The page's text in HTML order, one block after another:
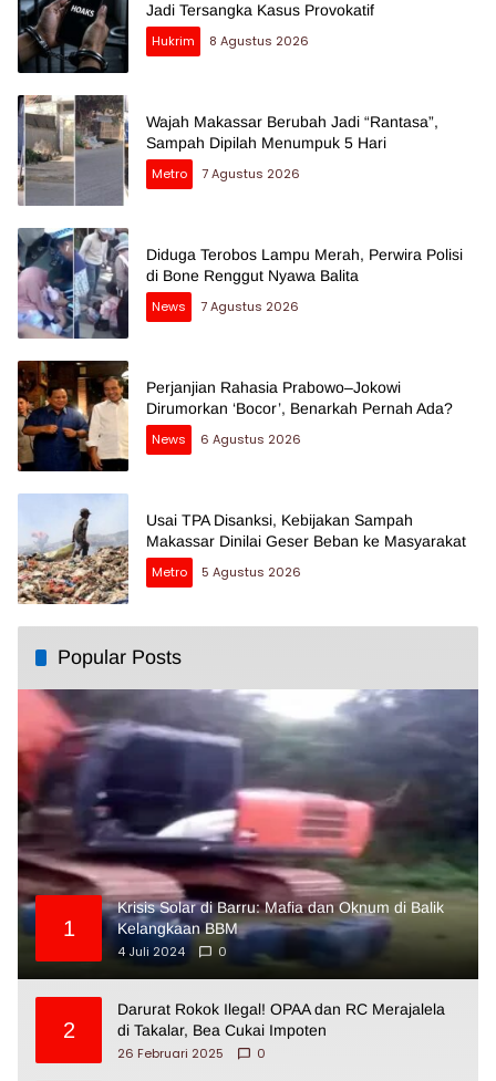
Jadi Tersangka Kasus Provokatif
Hukrim
8 Agustus 2026
Wajah Makassar Berubah Jadi “Rantasa”,
Sampah Dipilah Menumpuk 5 Hari
Metro
7 Agustus 2026
Diduga Terobos Lampu Merah, Perwira Polisi
di Bone Renggut Nyawa Balita
News
7 Agustus 2026
Perjanjian Rahasia Prabowo–Jokowi
Dirumorkan ‘Bocor’, Benarkah Pernah Ada?
News
6 Agustus 2026
Usai TPA Disanksi, Kebijakan Sampah
Makassar Dinilai Geser Beban ke Masyarakat
Metro
5 Agustus 2026
Popular Posts
1
Krisis Solar di Barru: Mafia dan Oknum di Balik
Kelangkaan BBM
4 Juli 2024
0
2
Darurat Rokok Ilegal! OPAA dan RC Merajalela
di Takalar, Bea Cukai Impoten
26 Februari 2025
0